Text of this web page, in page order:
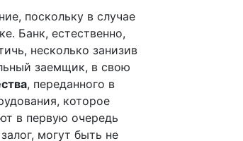
поскольку в случае
Банк, естественно,
несколько занизив
заемщик, в свою
, переданного в
которое
в первую очередь
могут быть не